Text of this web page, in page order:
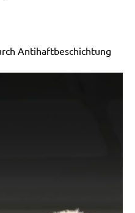
Antihaftbeschichtung